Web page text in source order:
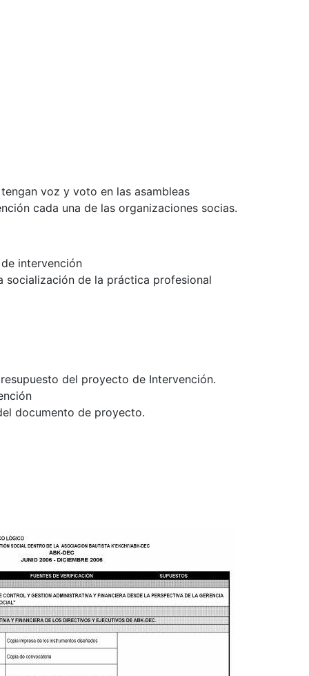
voz y voto en las asambleas
cada una de las organizaciones socias.
intervención
socialización de la práctica profesional
del proyecto de Intervención.
documento de proyecto.